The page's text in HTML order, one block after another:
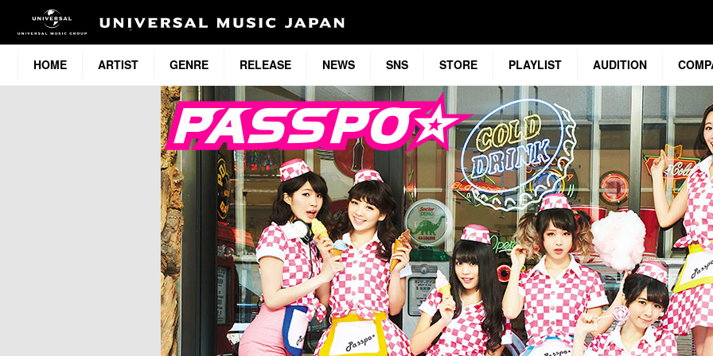
HOME ARTIST GENRE RELEASE NEWS SNS STORE PLAYLIST AUDITION